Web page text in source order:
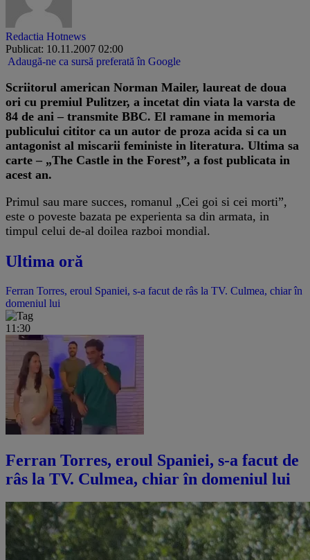
Redactia Hotnews
Publicat: 10.11.2007 02:00
Adaugă-ne ca sursă preferată în Google
Scriitorul american Norman Mailer, laureat de doua
ori cu premiul Pulitzer, a incetat din viata la varsta de
84 de ani – transmite BBC. El ramane in memoria
publicului cititor ca un autor de proza acida si ca un
antagonist al miscarii feministe in literatura. Ultima sa
carte – „The Castle in the Forest”, a fost publicata in
acest an.
Primul sau mare succes, romanul „Cei goi si cei morti”,
este o poveste bazata pe experienta sa din armata, in
timpul celui de-al doilea razboi mondial.
Ultima oră
Ferran Torres, eroul Spaniei, s-a facut de râs la TV. Culmea, chiar în
domeniul lui
11:30
Ferran Torres, eroul Spaniei, s-a facut de
râs la TV. Culmea, chiar în domeniul lui